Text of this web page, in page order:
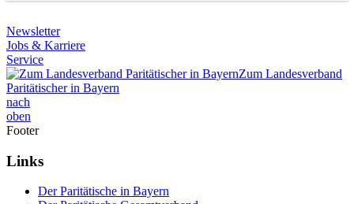
Newsletter
Jobs & Karriere
Service
Zum Landesverband
Paritätischer in Bayern
nach
oben
Footer
Links
Der Paritätische in Bayern